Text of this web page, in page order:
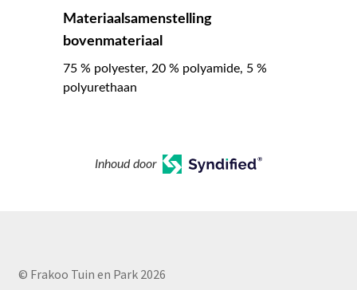
Materiaalsamenstelling
bovenmateriaal
75 % polyester, 20 % polyamide, 5 %
polyurethaan
Inhoud door
© Frakoo Tuin en Park 2026